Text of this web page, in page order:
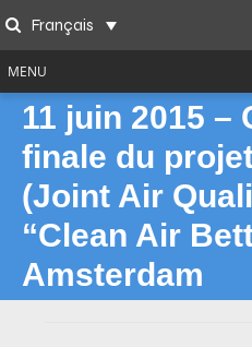
to
content
SearchFrançais
MENU
11 juin 2015 –
finale du
(Joint Air
“Clean Air
Amsterdam